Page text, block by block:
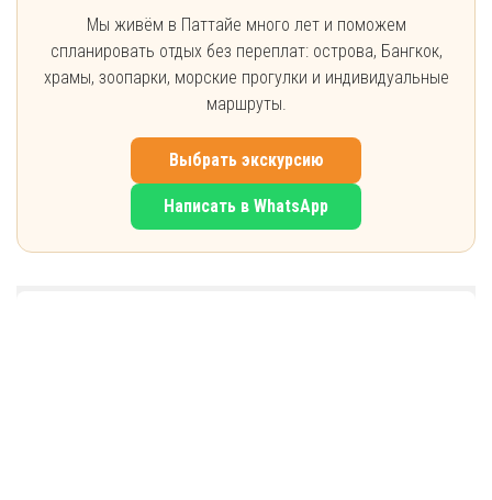
Мы живём в Паттайе много лет и поможем
спланировать отдых без переплат: острова, Бангкок,
храмы, зоопарки, морские прогулки и индивидуальные
маршруты.
Выбрать экскурсию
Написать в WhatsApp